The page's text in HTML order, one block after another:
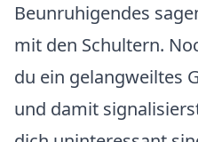
Beunruhigendes
mit den Schultern.
du ein gelangweiltes
und damit